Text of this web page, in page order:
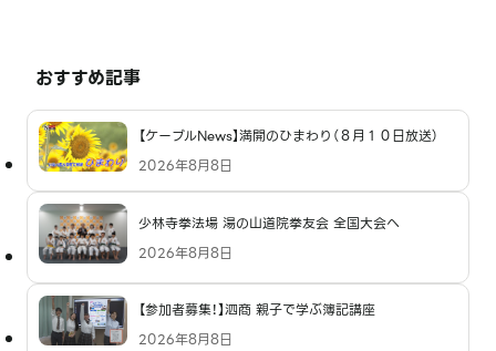
おすすめ記事
【ケーブルNews】満開のひまわり（８月１０日放送）
2026年8月8日
少林寺拳法場 湯の山道院拳友会 全国大会へ
2026年8月8日
【参加者募集！】泗商 親子で学ぶ簿記講座
2026年8月8日